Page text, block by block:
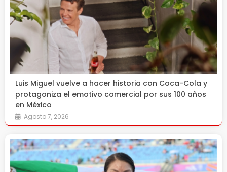
Luis Miguel vuelve a hacer historia con Coca-Cola y
protagoniza el emotivo comercial por sus 100 años
en México
Agosto 7, 2026